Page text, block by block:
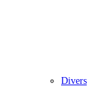
Divers